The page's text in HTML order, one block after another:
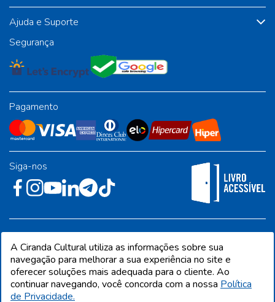
Ajuda e Suporte
Segurança
Pagamento
Siga-nos
Industrial - Jandira/SP - CEP 06612-001
A Ciranda Cultural utiliza as informações sobre sua
navegação para melhorar a sua experiência no site e
oferecer soluções mais adequada para o cliente. Ao
continuar navegando, você concorda com a nossa Política
de Privacidade.